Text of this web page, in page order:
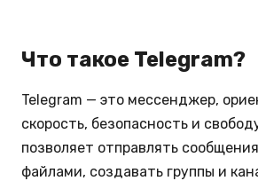
Что такое Telegram?
Telegram — это мессенджер,
скорость, безопасность и
позволяет отправлять
файлами, создавать группы и